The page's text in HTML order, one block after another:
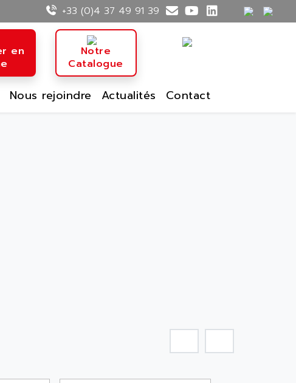
+33 (0)4 37 49 91 39
en
Notre
Catalogue
Nous rejoindre Actualités Contact